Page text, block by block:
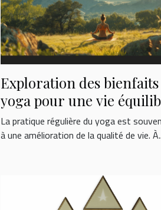
Exploration des
yoga pour une vie
La pratique régulière du yoga est
à une amélioration de la qualité de vie.